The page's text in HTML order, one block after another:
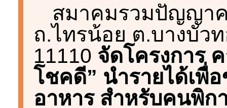
สมาคมรวมปัญญาค
ถ.ไทรน้อย ต.บางบัว
11110 จัดโครงการ
โชคดี” นำรายได้เพื่
อาหาร สำหรับคนพิ